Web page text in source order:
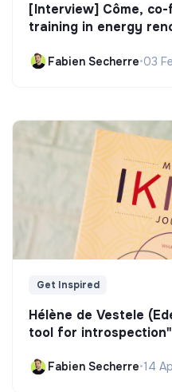
[Interview] Côme,
training in energy
Fabien Secherre•03
Get Inspired
Hélène de Vestele
tool for introspection"
Fabien Secherre•14